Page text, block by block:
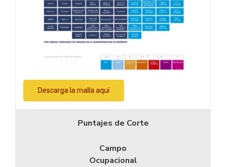
Descarga la malla aquí
Puntajes de Corte
Campo
Ocupacional